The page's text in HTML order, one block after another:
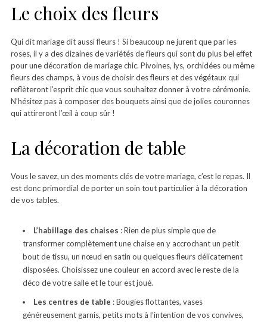
Le choix des fleurs
Qui dit mariage dit aussi fleurs ! Si beaucoup ne jurent que par les
roses, il y a des dizaines de variétés de fleurs qui sont du plus bel effet
pour une décoration de mariage chic. Pivoines, lys, orchidées ou même
fleurs des champs, à vous de choisir des fleurs et des végétaux qui
reflèteront l’esprit chic que vous souhaitez donner à votre cérémonie.
N’hésitez pas à composer des bouquets ainsi que de jolies couronnes
qui attireront l’œil à coup sûr !
La décoration de table
Vous le savez, un des moments clés de votre mariage, c’est le repas. Il
est donc primordial de porter un soin tout particulier à la décoration
de vos tables.
L’habillage des chaises : Rien de plus simple que de
transformer complètement une chaise en y accrochant un petit
bout de tissu, un nœud en satin ou quelques fleurs délicatement
disposées. Choisissez une couleur en accord avec le reste de la
déco de votre salle et le tour est joué.
Les centres de table : Bougies flottantes, vases
généreusement garnis, petits mots à l’intention de vos convives,